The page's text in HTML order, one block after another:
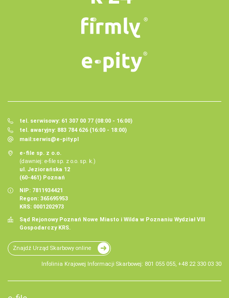
tel. serwisowy: 61 307 00 77 (08:00 - 16:00)
tel. awaryjny: 883 784 626 (16:00 - 18:00)
mail:serwis@e-pity.pl
e-file sp. z o.o.
(dawniej: e-file sp. z o.o. sp. k.)
ul. Jeziorańska 12
(60-461) Poznań
NIP: 7811934421
Regon: 365695953
KRS: 0001202973
Sąd Rejonowy Poznań Nowe Miasto i Wilda w Poznaniu Wydział VIII
Gospodarczy KRS.
Znajdź Urząd Skarbowy online
Infolinia Krajowej Informacji Skarbowej: 801 055 055, +48 22 330 03 30